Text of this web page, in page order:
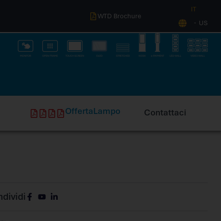
WTD Brochure
IT
US
OffertaLampo Contattaci